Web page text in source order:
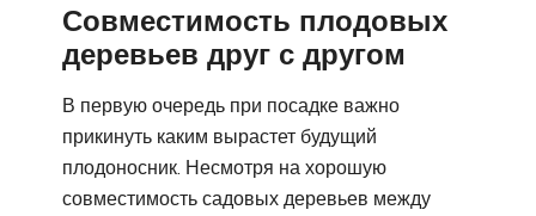
Совместимость плодовых
деревьев друг с другом
В первую очередь при посадке важно
прикинуть каким вырастет будущий
плодоносник. Несмотря на хорошую
совместимость садовых деревьев между